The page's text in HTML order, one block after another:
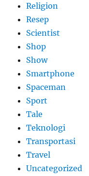
Religion
Resep
Scientist
Shop
Show
Smartphone
Spaceman
Sport
Tale
Teknologi
Transportasi
Travel
Uncategorized